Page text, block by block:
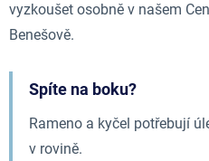
vyzkoušet osobně v našem
Benešově.
Spíte na boku?
Rameno a kyčel potřebují
v rovině.